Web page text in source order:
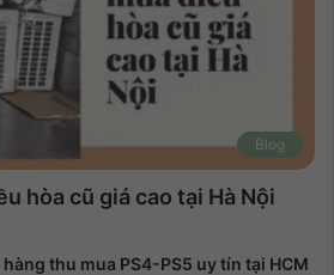
Blog
hòa cũ giá cao tại Hà Nội
hàng thu mua PS4-PS5 uy tín tại HCM